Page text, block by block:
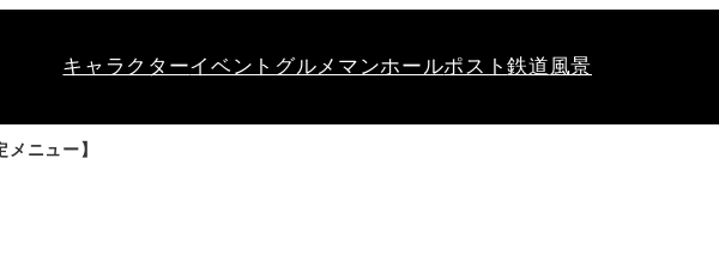
キャラクターイベント グルメ マンホールポスト鉄道 風景
ニュー】